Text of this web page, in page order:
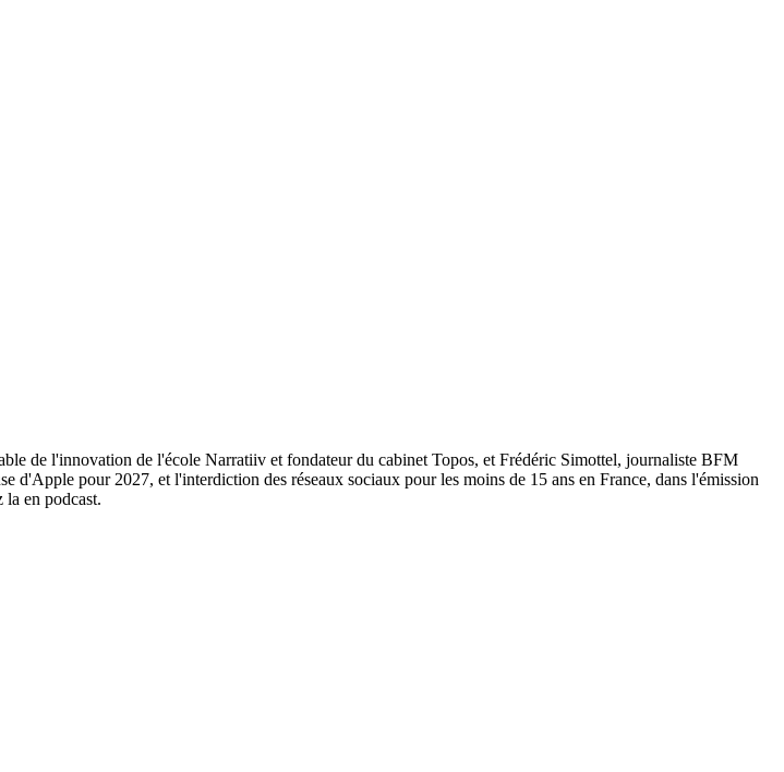
de l'innovation de l'école Narratiiv et fondateur du cabinet Topos, et Frédéric Simottel, journaliste BFM
pour 2027, et l'interdiction des réseaux sociaux pour les moins de 15 ans en France, dans l'émission
en podcast.